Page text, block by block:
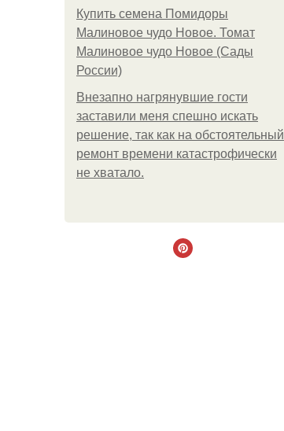
Купить семена Помидоры
Малиновое чудо Новое. Томат
Малиновое чудо Новое (Сады
России)
Внезапно нагрянувшие гости
заставили меня спешно искать
решение, так как на обстоятельный
ремонт времени катастрофически
не хватало.